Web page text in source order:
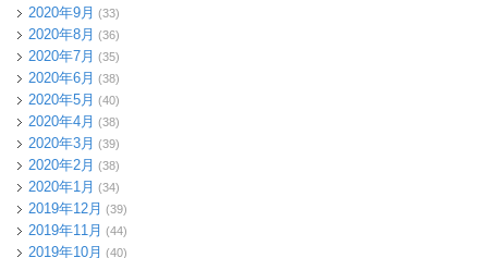
2020年9月 (33)
2020年8月 (36)
2020年7月 (35)
2020年6月 (38)
2020年5月 (40)
2020年4月 (38)
2020年3月 (39)
2020年2月 (38)
2020年1月 (34)
2019年12月 (39)
2019年11月 (44)
2019年10月 (40)